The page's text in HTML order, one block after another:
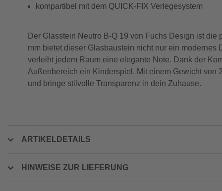
kompartibel mit dem QUICK-FIX Verlegesystem
Der Glasstein Neutro B-Q 19 von Fuchs Design ist
mm bietet dieser Glasbaustein nicht nur ein
verleiht jedem Raum eine elegante Note. Dank der
Außenbereich ein Kinderspiel. Mit einem Gewicht von
und bringe stilvolle Transparenz in dein Zuhause.
ARTIKELDETAILS
HINWEISE ZUR LIEFERUNG